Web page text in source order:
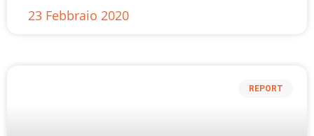
23 Febbraio 2020
REPORT